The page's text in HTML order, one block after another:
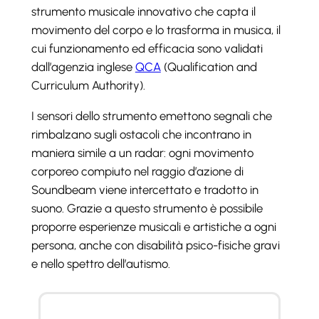
strumento musicale innovativo che capta il
movimento del corpo e lo trasforma in musica, il
cui funzionamento ed efficacia sono validati
dall’agenzia inglese QCA(Qualification and
Curriculum Authority).
I sensori dello strumento emettono segnali che
rimbalzano sugli ostacoli che incontrano in
maniera simile a un radar: ogni movimento
corporeo compiuto nel raggio d’azione di
Soundbeam viene intercettato e tradotto in
suono. Grazie a questo strumento è possibile
proporre esperienze musicali e artistiche a ogni
persona, anche con disabilità psico-fisiche gravi
e nello spettro dell’autismo.